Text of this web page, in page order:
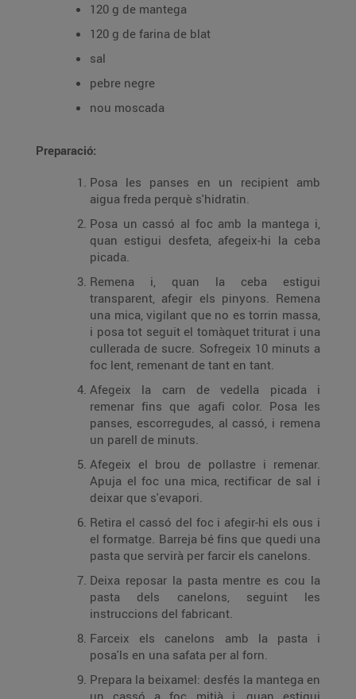
120 g de mantega
120 g de farina de blat
sal
pebre negre
nou moscada
Preparació:
Posa les panses en un recipient amb
aigua freda perquè s'hidratin.
Posa un cassó al foc amb la mantega i,
quan estigui desfeta, afegeix-hi la ceba
picada.
Remena i, quan la ceba estigui
transparent, afegir els pinyons. Remena
una mica, vigilant que no es torrin massa,
i posa tot seguit el tomàquet triturat i una
cullerada de sucre. Sofregeix 10 minuts a
foc lent, remenant de tant en tant.
Afegeix la carn de vedella picada i
remenar fins que agafi color. Posa les
panses, escorregudes, al cassó, i remena
un parell de minuts.
Afegeix el brou de pollastre i remenar.
Apuja el foc una mica, rectificar de sal i
deixar que s'evapori.
Retira el cassó del foc i afegir-hi els ous i
el formatge. Barreja bé fins que quedi una
pasta que servirà per farcir els canelons.
Deixa reposar la pasta mentre es cou la
pasta dels canelons, seguint les
instruccions del fabricant.
Farceix els canelons amb la pasta i
posa'ls en una safata per al forn.
Prepara la beixamel: desfés la mantega en
un cassó a foc mitjà i, quan estigui